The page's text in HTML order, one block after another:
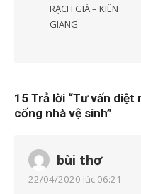
viết
RẠCH GIÁ – KIÊN
GIANG
15 Trả lời “Tư vấn diệt
cống nhà vệ sinh”
bùi thơ
22/04/2020 lúc 06:21